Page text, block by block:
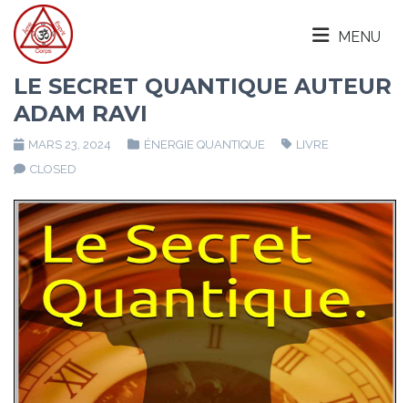
MENU
LE SECRET QUANTIQUE AUTEUR
ADAM RAVI
MARS 23, 2024 ÉNERGIE QUANTIQUE
LIVRE
CLOSED